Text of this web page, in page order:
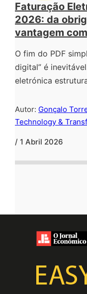
Faturação
2026: da
vantagem
O fim do PDF
digital” é
eletrónica
Autor: Gonçalo
Technology &
/ 1 Abril 2026